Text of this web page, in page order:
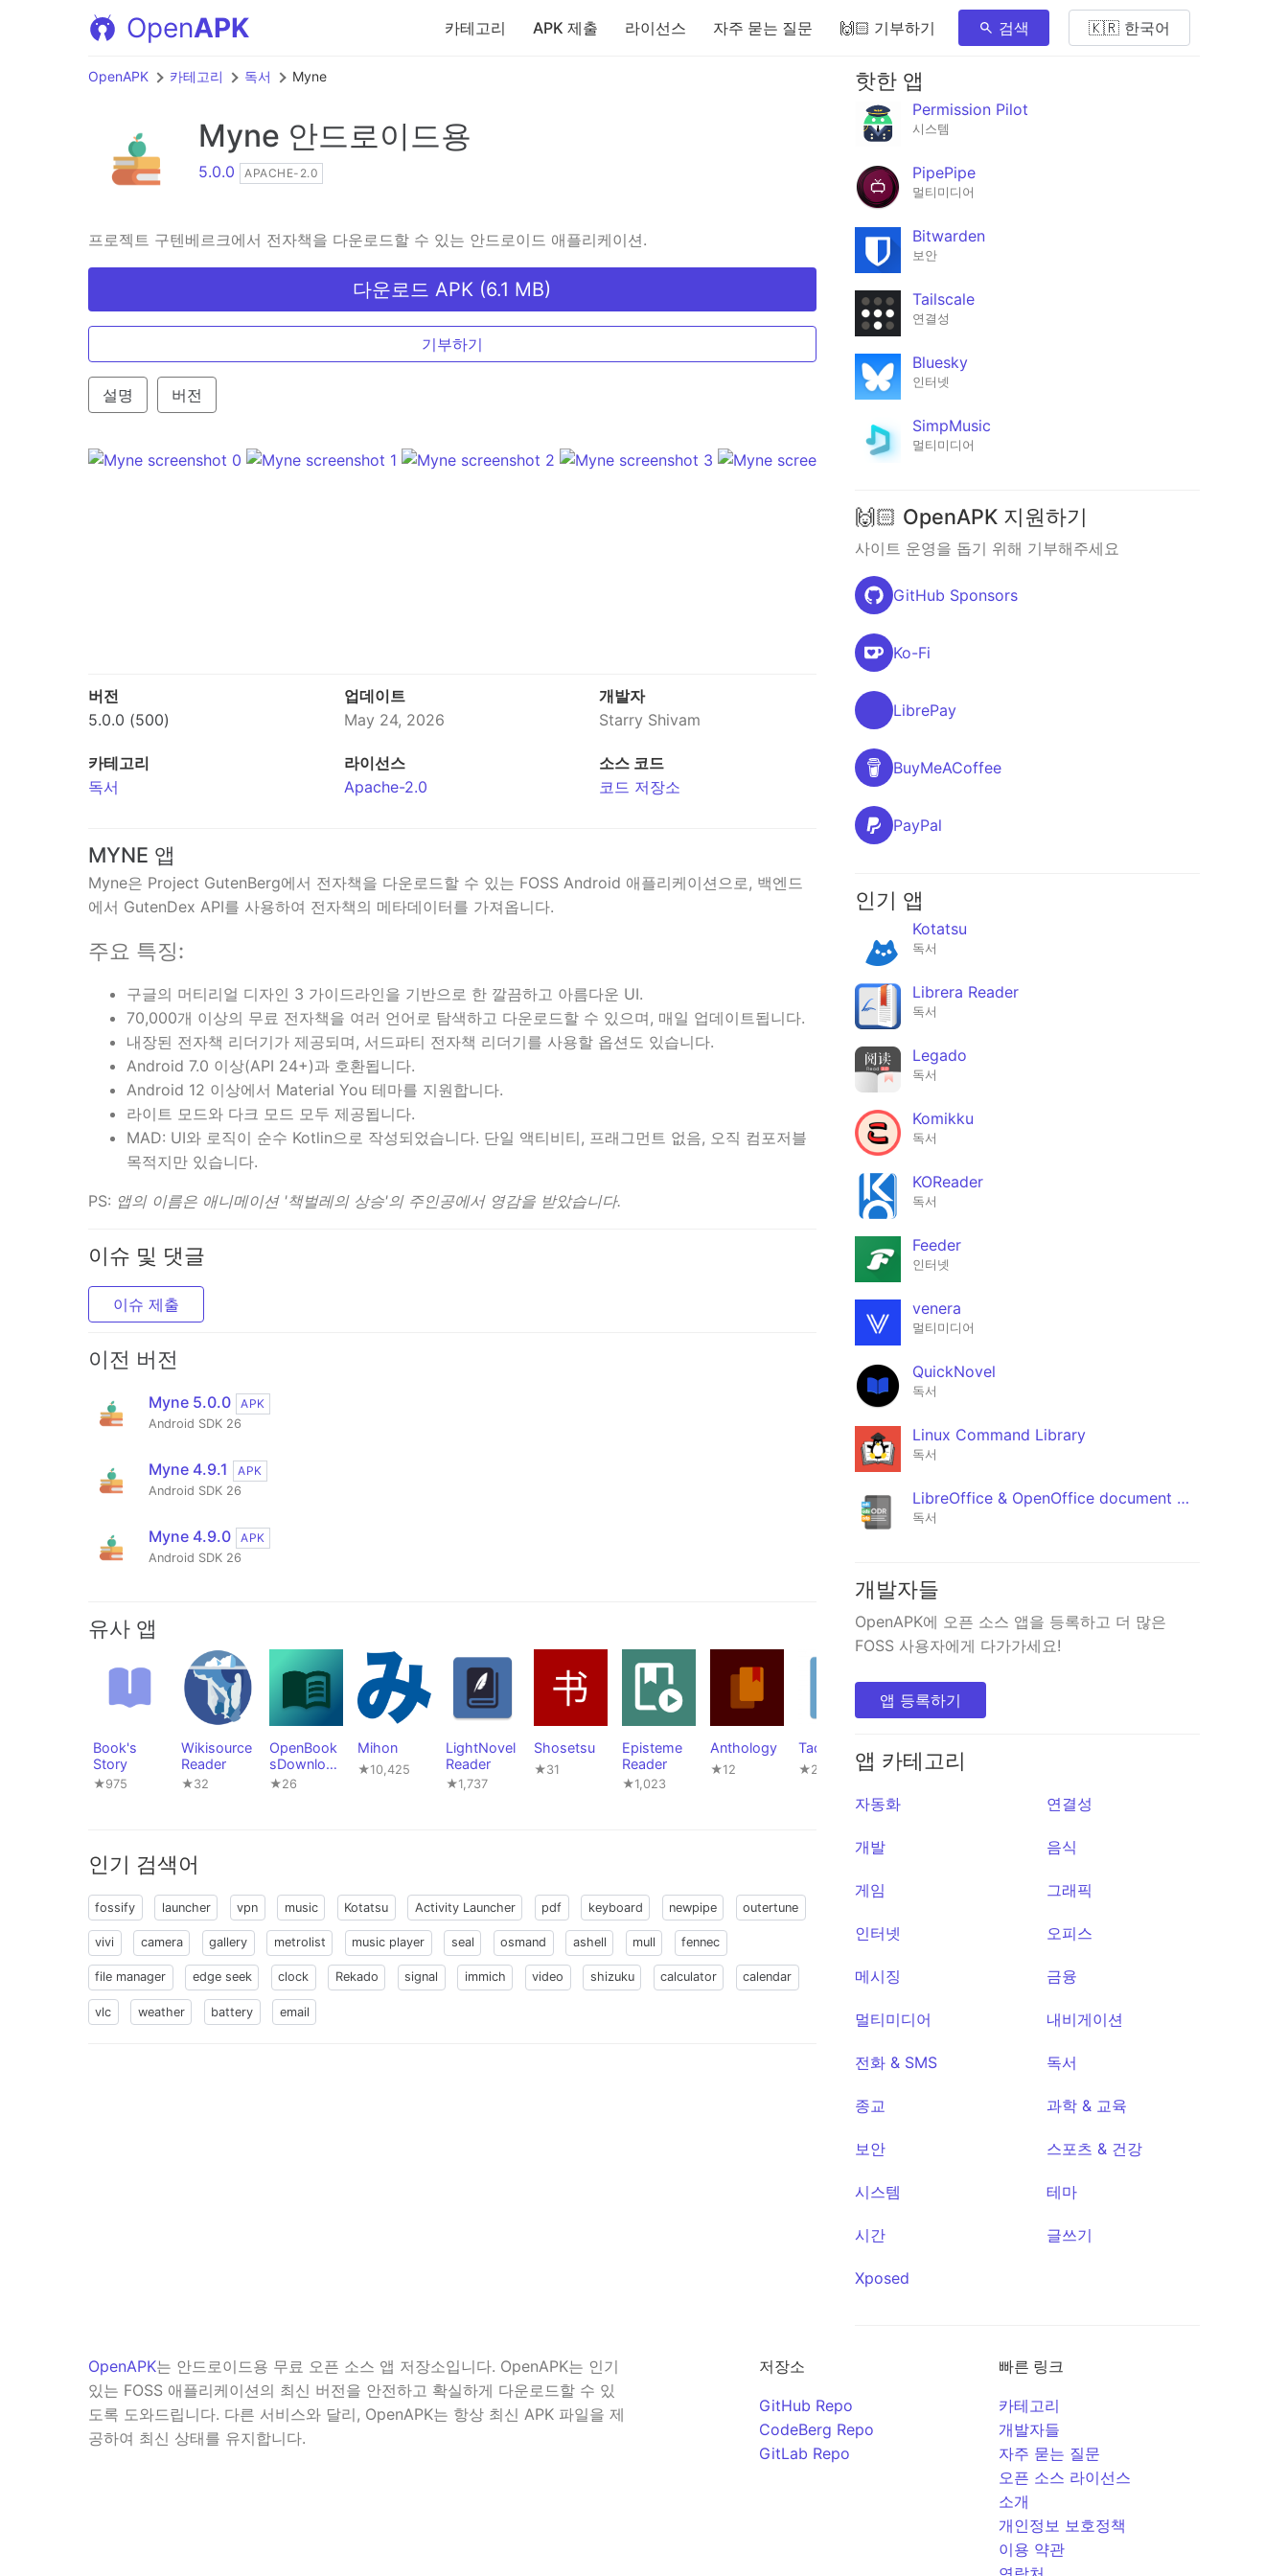
OpenAPK 카테고리 APK 제출 라이선스 자주 묻는 질문 🙌🏻 기부하기 검색 🇰🇷 한국어
OpenAPK 카테고리 독서 Myne
Myne 안드로이드용
5.0.0 APACHE-2.0
프로젝트 구텐베르크에서 전자책을 다운로드할 수 있는 안드로이드 애플리케이션.
다운로드 APK (6.1 MB)
기부하기
설명 버전
버전
5.0.0 (500)
업데이트
May 24, 2026
개발자
Starry Shivam
카테고리
독서
라이선스
Apache-2.0
소스 코드
코드 저장소
MYNE 앱
Myne은 Project GutenBerg에서 전자책을 다운로드할 수 있는 FOSS Android 애플리케이션으로, 백엔드
에서 GutenDex API를 사용하여 전자책의 메타데이터를 가져옵니다.
주요 특징:
구글의 머티리얼 디자인 3 가이드라인을 기반으로 한 깔끔하고 아름다운 UI.
70,000개 이상의 무료 전자책을 여러 언어로 탐색하고 다운로드할 수 있으며, 매일 업데이트됩니다.
내장된 전자책 리더기가 제공되며, 서드파티 전자책 리더기를 사용할 옵션도 있습니다.
Android 7.0 이상(API 24+)과 호환됩니다.
Android 12 이상에서 Material You 테마를 지원합니다.
라이트 모드와 다크 모드 모두 제공됩니다.
MAD: UI와 로직이 순수 Kotlin으로 작성되었습니다. 단일 액티비티, 프래그먼트 없음, 오직 컴포저블
목적지만 있습니다.
PS: 앱의 이름은 애니메이션 '책벌레의 상승'의 주인공에서 영감을 받았습니다.
이슈 및 댓글
이슈 제출
이전 버전
Myne 5.0.0
APK
Android SDK 26
Myne 4.9.1
APK
Android SDK 26
Myne 4.9.0
APK
Android SDK 26
유사 앱
Book's
Story
★975
Wikisource
Reader
★32
OpenBook
sDownload
er
★26
Mihon
★10,425
LightNovel
Reader
★1,737
Shosetsu
★31
Episteme
Reader
★1,023
Anthology
★12
Tachiyomi
★22,841 ★10
인기 검색어
fossify launcher vpn music Kotatsu Activity Launcher pdf keyboard newpipe outertune
vivi camera gallery metrolist music player seal osmand ashell mull fennec
file manager edge seek clock Rekado signal immich video shizuku calculator calendar
vlc weather battery email
핫한 앱
Permission Pilot
시스템
PipePipe
멀티미디어
Bitwarden
보안
Tailscale
연결성
Bluesky
인터넷
SimpMusic
멀티미디어
🙌🏻 OpenAPK 지원하기
사이트 운영을 돕기 위해 기부해주세요
GitHub Sponsors
Ko-Fi
LibrePay
BuyMeACoffee
PayPal
인기 앱
Kotatsu
독서
Librera Reader
독서
Legado
독서
Komikku
독서
KOReader
독서
Feeder
인터넷
venera
멀티미디어
QuickNovel
독서
Linux Command Library
독서
LibreOffice & OpenOffice document reader | ODF
독서
개발자들
OpenAPK에 오픈 소스 앱을 등록하고 더 많은
FOSS 사용자에게 다가가세요!
앱 등록하기
앱 카테고리
자동화 연결성
개발 음식
게임 그래픽
인터넷 오피스
메시징 금융
멀티미디어 내비게이션
전화 & SMS 독서
종교 과학 & 교육
보안 스포츠 & 건강
시스템 테마
시간 글쓰기
Xposed
OpenAPK는 안드로이드용 무료 오픈 소스 앱 저장소입니다. OpenAPK는 인기
있는 FOSS 애플리케이션의 최신 버전을 안전하고 확실하게 다운로드할 수 있
도록 도와드립니다. 다른 서비스와 달리, OpenAPK는 항상 최신 APK 파일을 제
공하여 최신 상태를 유지합니다.
저장소
GitHub Repo
CodeBerg Repo
GitLab Repo
빠른 링크
카테고리
개발자들
자주 묻는 질문
오픈 소스 라이선스
소개
개인정보 보호정책
이용 약관